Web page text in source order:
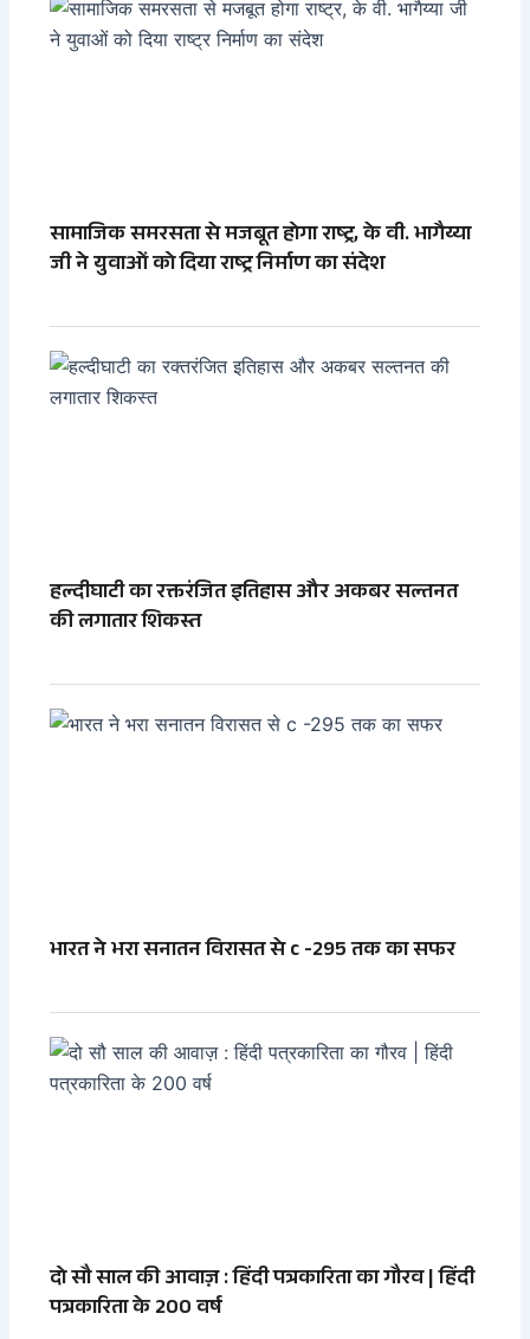
सामाजिक समरसता से मजबूत होगा राष्ट्र, के वी. भागैय्या
जी ने युवाओं को दिया राष्ट्र निर्माण का संदेश
हल्दीघाटी का रक्तरंजित इतिहास और अकबर सल्तनत
की लगातार शिकस्त
भारत ने भरा सनातन विरासत से c -295 तक का सफर
दो सौ साल की आवाज़ : हिंदी पत्रकारिता का गौरव | हिंदी
पत्रकारिता के 200 वर्ष